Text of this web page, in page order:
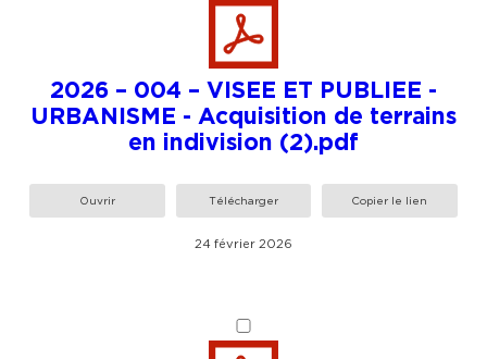
2026 – 004 – VISEE ET PUBLIEE -
URBANISME - Acquisition de terrains
en indivision (2).pdf
Ouvrir Télécharger Copier le lien
24 février 2026